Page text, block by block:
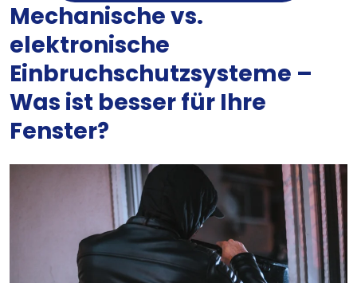
Mechanische vs.
elektronische
Einbruchschutzsysteme –
Was ist besser für Ihre
Fenster?